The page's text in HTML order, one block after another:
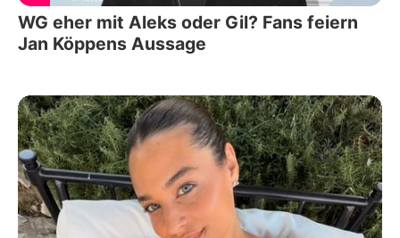
WG eher mit Aleks oder Gil? Fans feiern
Jan Köppens Aussage